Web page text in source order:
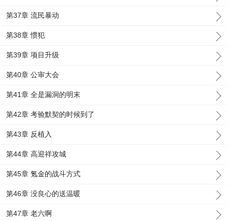
第37章 流民暴动
第38章 惯犯
第39章 项目升级
第40章 公审大会
第41章 全是漏洞的明末
第42章 考验默契的时候到了
第43章 反植入
第44章 高迎祥攻城
第45章 氪金的战斗方式
第46章 没良心的送温暖
第47章 老六啊